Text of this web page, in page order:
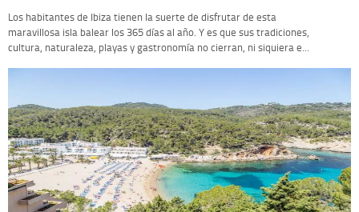
Los habitantes de Ibiza tienen la suerte de disfrutar de esta
maravillosa isla balear los 365 días al año. Y es que sus tradiciones,
cultura, naturaleza, playas y gastronomía no cierran, ni siquiera e...